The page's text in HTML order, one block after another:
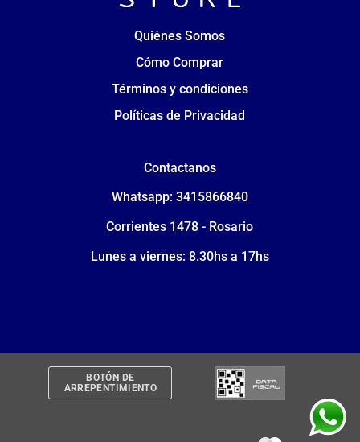
Quiénes Somos
Cómo Comprar
Términos y condiciones
Políticas de Privacidad
Contactanos
Whatsapp: 3415866840
Corrientes 1478 - Rosario
Lunes a viernes: 8.30hs a 17hs
BOTÓN DE
ARREPENTIMIENTO